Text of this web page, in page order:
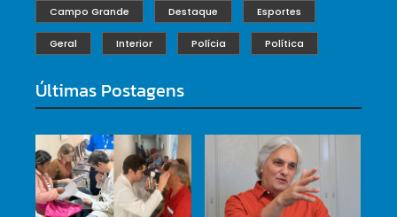
Campo Grande Destaque Esportes
Geral Interior Polícia Política
Últimas Postagens